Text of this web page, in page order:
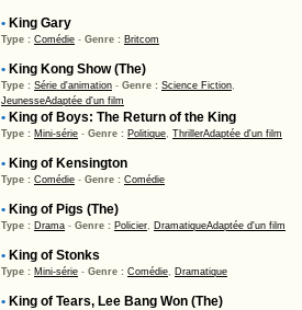
• King Gary
Type : Comédie - Genre : Britcom
• King Kong Show (The)
Type : Série d'animation - Genre : Science Fiction,
JeunesseAdaptée d'un film
• King of Boys: The Return of the King
Type : Mini-série - Genre : Politique, ThrillerAdaptée d'un film
• King of Kensington
Type : Comédie - Genre : Comédie
• King of Pigs (The)
Type : Drama - Genre : Policier, DramatiqueAdaptée d'un film
• King of Stonks
Type : Mini-série - Genre : Comédie, Dramatique
• King of Tears, Lee Bang Won (The)